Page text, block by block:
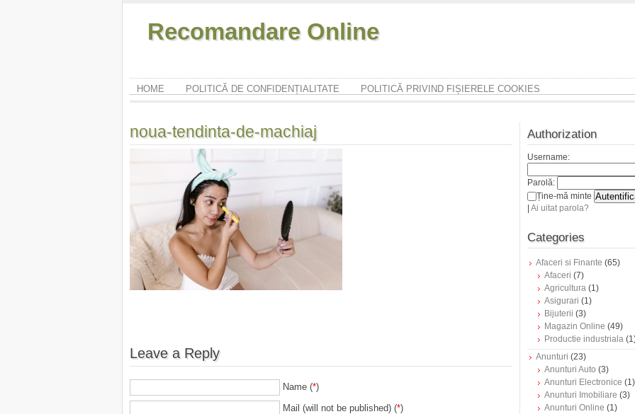
Recomandare Online
HOME POLITICĂ DE CONFIDENȚIALITATE POLITICĂ PRIVIND FIȘIERELE COOKIES
noua-tendinta-de-machiaj
Leave a Reply
Name (*)
Mail (will not be published) (*)
Authorization
Username:
Parolă:
Ține-mă minte
Ai uitat parola?
Categories
Afaceri si Finante (65)
Afaceri (7)
Agricultura (1)
Asigurari (1)
Bijuterii (3)
Magazin Online (49)
Productie industriala
Anunturi (23)
Anunturi Auto (3)
Anunturi Electronice (1)
Anunturi Imobiliare (3)
Anunturi Online (1)